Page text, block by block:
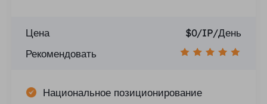
Цена
$0/IP/День
Рекомендовать
Национальное позиционирование